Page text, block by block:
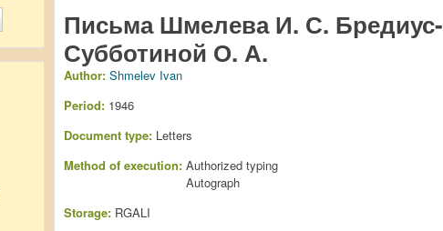
Письма Шмелева И. С. Бредиус-
Субботиной О. А.
Author: Shmelev Ivan
Period: 1946
Document type: Letters
Method of execution: Authorized typing
Autograph
Storage: RGALI